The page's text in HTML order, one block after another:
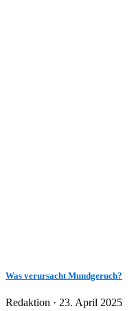
Was verursacht Mundgeruch?
Redaktion · Veröffentlicht
23. April 2025